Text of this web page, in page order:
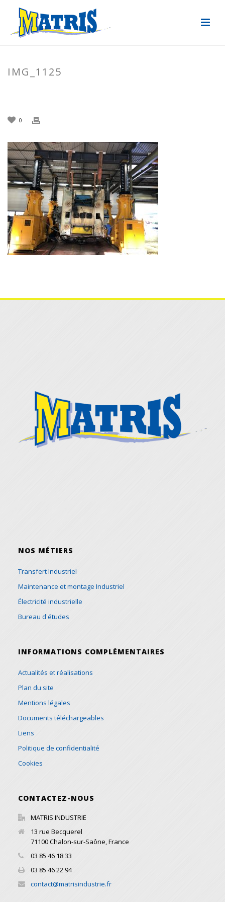
IMG_1125
0
NOS MÉTIERS
Transfert Industriel
Maintenance et montage Industriel
Électricité industrielle
Bureau d'études
INFORMATIONS COMPLÉMENTAIRES
Actualités et réalisations
Plan du site
Mentions légales
Documents téléchargeables
Liens
Politique de confidentialité
Cookies
CONTACTEZ-NOUS
MATRIS INDUSTRIE
13 rue Becquerel
71100Chalon-sur-Saône,France
03 85 46 18 33
03 85 46 22 94
contact@matrisindustrie.fr